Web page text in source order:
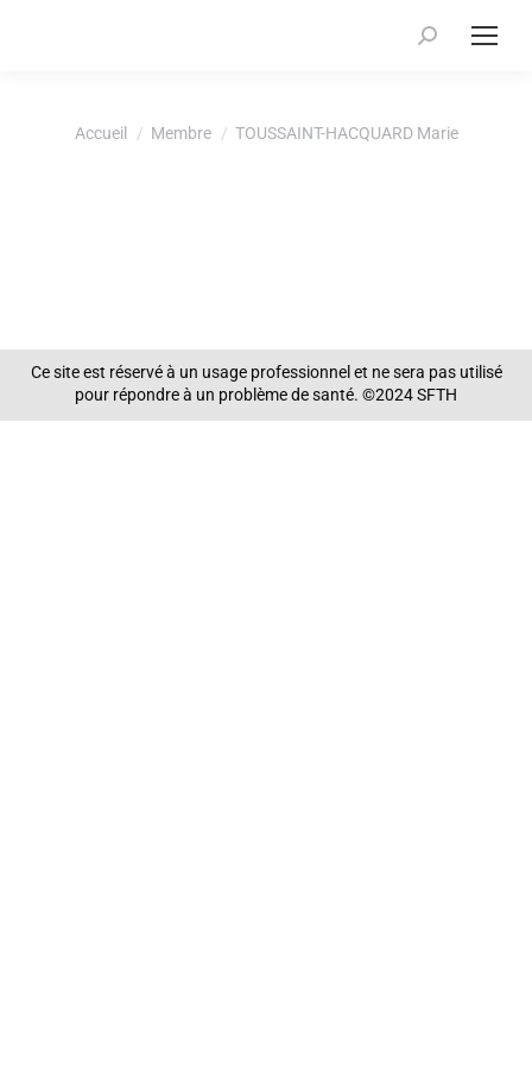
Recherche
Vous êtes ici :
Accueil Membre TOUSSAINT-HACQUARD Marie
Ce site est réservé à un usage professionnel et ne sera pas utilisé
pour répondre à un problème de santé. ©2024 SFTH